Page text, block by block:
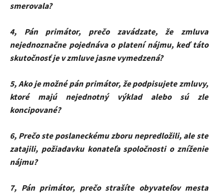
smerovala?
4, Pán primátor, prečo zavádzate, že zmluva
nejednoznačne pojednáva o platení nájmu, keď táto
skutočnosť je v zmluve jasne vymedzená?
5, Ako je možné pán primátor, že podpisujete zmluvy,
ktoré majú nejednotný výklad alebo sú zle
koncipované?
6, Prečo ste poslaneckému zboru nepredložili, ale ste
zatajili, požiadavku konateľa spoločnosti o zníženie
nájmu?
7, Pán primátor, prečo strašíte obyvateľov mesta